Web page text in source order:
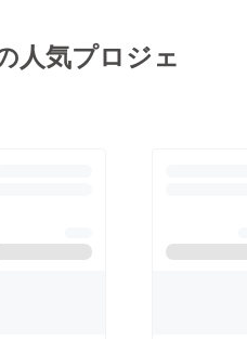
人気プロジェ